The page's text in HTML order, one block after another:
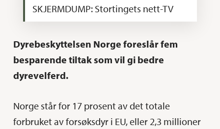
SKJERMDUMP: Stortingets nett-TV
Dyrebeskyttelsen Norge foreslår fem
besparende tiltak som vil gi bedre
dyrevelferd.
Norge står for 17 prosent av det totale
forbruket av forsøksdyr i EU, eller 2,3 millioner